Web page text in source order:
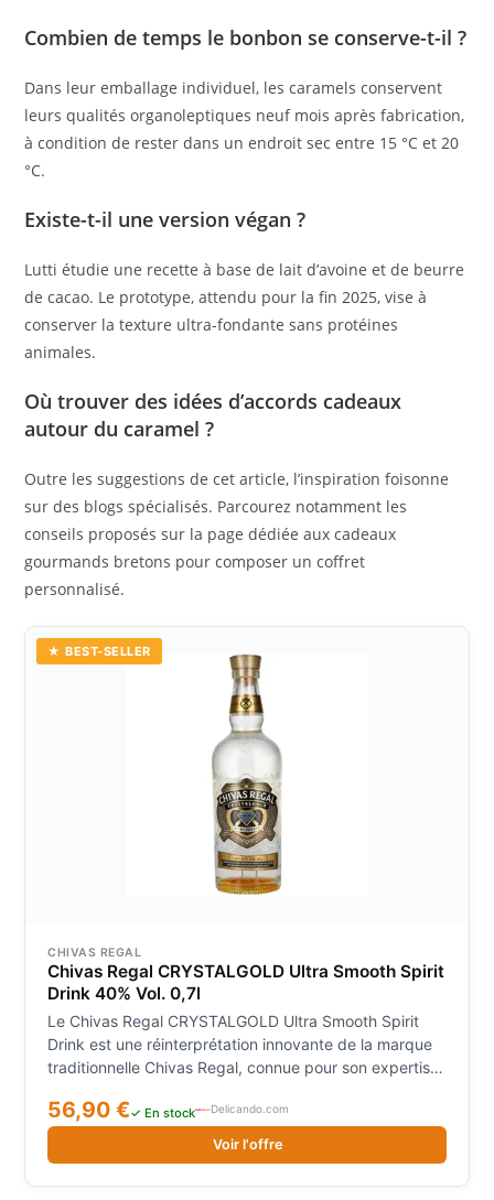
Combien de temps le bonbon se conserve-t-il ?
Dans leur emballage individuel, les caramels conservent
leurs qualités organoleptiques neuf mois après fabrication,
à condition de rester dans un endroit sec entre 15 °C et 20
°C.
Existe-t-il une version végan ?
Lutti étudie une recette à base de lait d’avoine et de beurre
de cacao. Le prototype, attendu pour la fin 2025, vise à
conserver la texture ultra-fondante sans protéines
animales.
Où trouver des idées d’accords cadeaux
autour du caramel ?
Outre les suggestions de cet article, l’inspiration foisonne
sur des blogs spécialisés. Parcourez notamment les
conseils proposés sur la page dédiée aux cadeaux
gourmands bretons pour composer un coffret
personnalisé.
★ BEST-SELLER
CHIVAS REGAL
Chivas Regal CRYSTALGOLD Ultra Smooth Spirit
Drink 40% Vol. 0,7l
Le Chivas Regal CRYSTALGOLD Ultra Smooth Spirit
Drink est une réinterprétation innovante de la marque
traditionnelle Chivas Regal, connue pour son expertise
spiritueux exceptionnel d'Écosse allie Couleur : cristal
clair. Nez : Vanille, caramel et notes fruitées du verger.
Goût : doux et rond, avec des notes de tarte aux
pommes sucrée, de caramel au beurre fondu et des
56,90 €✓ En stock Delicando.com
Voir l'offre